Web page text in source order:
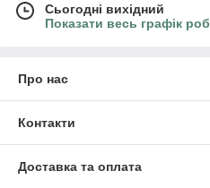
Сьогодні вихідний
Показати весь графік
Про нас
Контакти
Доставка та оплата